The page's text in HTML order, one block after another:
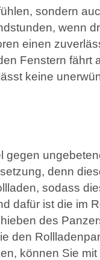
sondern
wenn
einen
Fenstern fährt
keine
gegen
denn
sodass
dafür ist die im
des
den
können Sie mit